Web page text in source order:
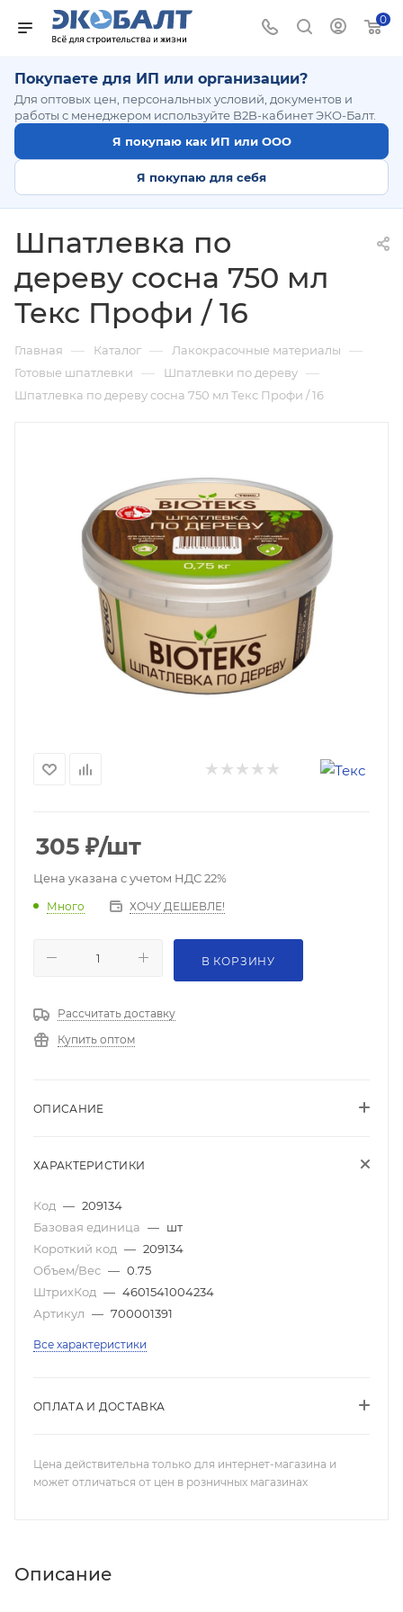
0
Покупаете для ИП или организации?
Для оптовых цен, персональных условий, документов и
работы с менеджером используйте B2B-кабинет ЭКО-Балт.
Я покупаю как ИП или ООО
Я покупаю для себя
Шпатлевка по
дереву сосна 750 мл
Текс Профи / 16
Главная — Каталог — Лакокрасочные материалы —
Готовые шпатлевки — Шпатлевки по дереву —
Шпатлевка по дереву сосна 750 мл Текс Профи / 16
305 ₽/шт
Цена указана с учетом НДС 22%
Много ХОЧУ ДЕШЕВЛЕ!
В КОРЗИНУ
Рассчитать доставку
Купить оптом
ОПИСАНИЕ
ХАРАКТЕРИСТИКИ
Код — 209134
Базовая единица — шт
Короткий код — 209134
Объем/Вес — 0.75
ШтрихКод — 4601541004234
Артикул — 700001391
Все характеристики
ОПЛАТА И ДОСТАВКА
Цена действительна только для интернет-магазина и
может отличаться от цен в розничных магазинах
Описание